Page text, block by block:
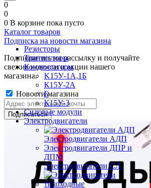
0
0
0 В корзине пока пусто
Каталог товаров
Резисторы
Транзисторы
Конденсаторы
K15У-1А,1Б
К15У-2А
Б
К15У-3
Силовые модули
Электродвигатели
Электродвигатели АДП
Электродвигатели ДПР и
ДПМ
Электродвигатели СЛ
Подписка на новости магазина
Подпишитесь на рассылку и получайте
свежие новости и акции нашего
магазина.
Новости магазина